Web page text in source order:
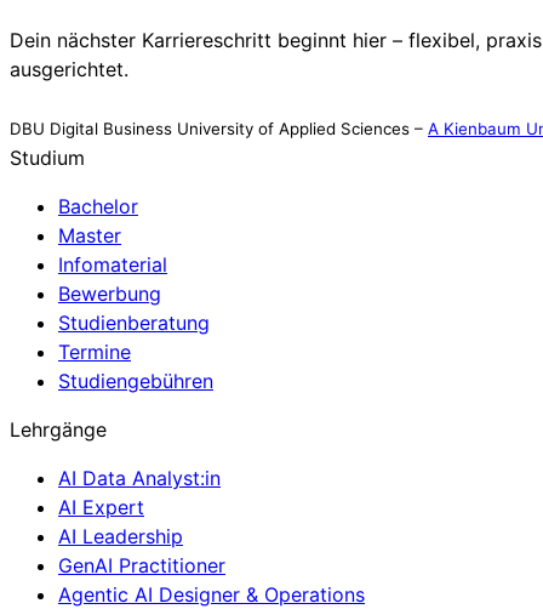
Dein nächster Karriereschritt beginnt hier – flexibel,
ausgerichtet.
DBU Digital Business University of Applied Sciences – A Kienbaum
Studium
Bachelor
Master
Infomaterial
Bewerbung
Studienberatung
Termine
Studiengebühren
Lehrgänge
AI Data Analyst:in
AI Expert
AI Leadership
GenAI Practitioner
Agentic AI Designer & Operations